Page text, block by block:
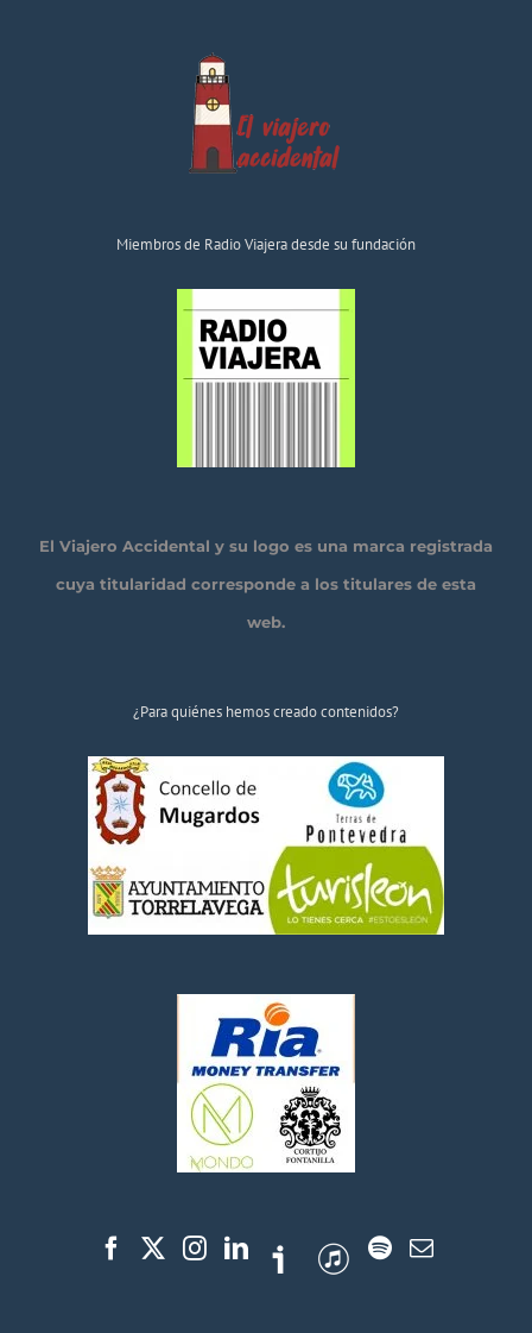
Miembros de Radio Viajera desde su fundación
El Viajero Accidental y su logo es una marca registrada
cuya titularidad corresponde a los titulares de esta
web.
¿Para quiénes hemos creado contenidos?